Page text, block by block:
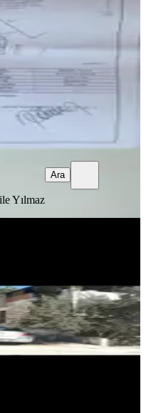
28.07.2026
Yılmaz
Ara
·22.07.2026